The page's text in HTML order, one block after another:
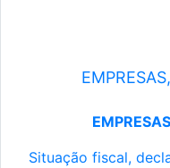
Situação fiscal,